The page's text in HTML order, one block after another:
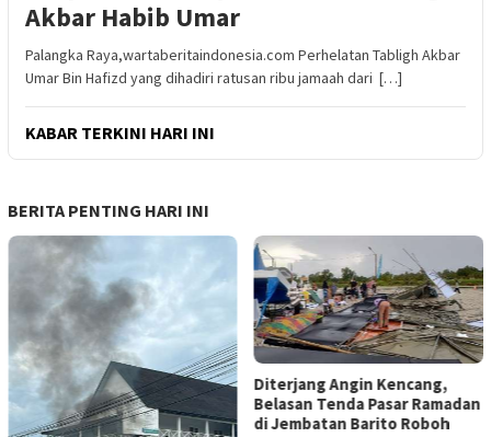
Akbar Habib Umar
Palangka Raya,wartaberitaindonesia.com Perhelatan Tabligh Akbar
Umar Bin Hafizd yang dihadiri ratusan ribu jamaah dari […]
KABAR TERKINI HARI INI
BERITA PENTING HARI INI
Diterjang Angin Kencang,
Belasan Tenda Pasar Ramadan
di Jembatan Barito Roboh